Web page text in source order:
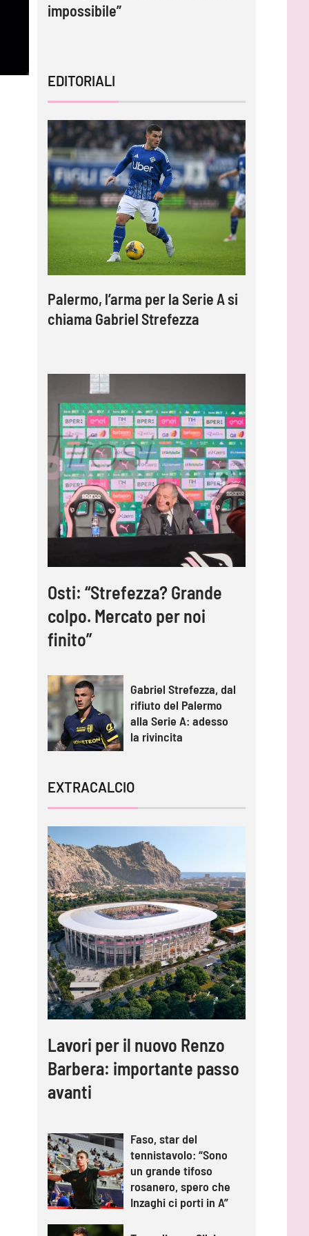
impossibile”
EDITORIALI
Palermo, l’arma per la Serie A si
chiama Gabriel Strefezza
Osti: “Strefezza? Grande
colpo. Mercato per noi
finito”
Gabriel Strefezza, dal
rifiuto del Palermo
alla Serie A: adesso
la rivincita
EXTRACALCIO
Lavori per il nuovo Renzo
Barbera: importante passo
avanti
Faso, star del
tennistavolo: “Sono
un grande tifoso
rosanero, spero che
Inzaghi ci porti in A”